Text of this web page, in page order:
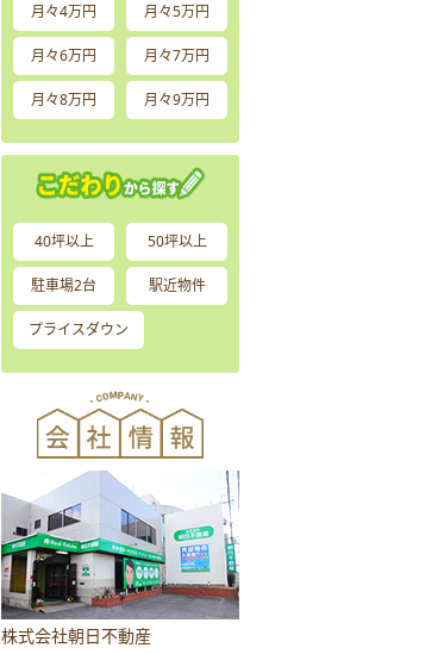
月々4万円 月々5万円
月々6万円 月々7万円
月々8万円 月々9万円
40坪以上 50坪以上
駐車場2台 駅近物件
プライスダウン
株式会社朝日不動産